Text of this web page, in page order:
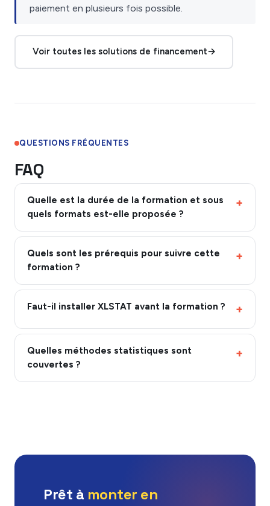
paiement en plusieurs fois possible.
Voir toutes les solutions de financement→
QUESTIONS FRÉQUENTES
FAQ
Quelle est la durée de la formation et sous
quels formats est-elle proposée ?
Quels sont les prérequis pour suivre cette
formation ?
Faut-il installer XLSTAT avant la formation ?
Quelles méthodes statistiques sont
couvertes ?
Prêt à monter en